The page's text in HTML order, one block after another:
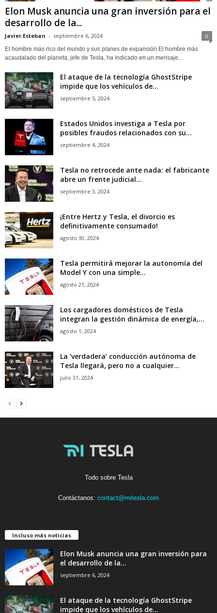
Elon Musk anuncia una gran inversión para el
desarrollo de la...
Javier Esteban - septiembre 6, 2024 0
El hombre más rico del mundo y sus planes de expansión El hombre más
acaudalado del planeta, jefe de Tesla, ha indicado en un mensaje...
El ataque de la tecnología GhostStripe
impide que los vehículos de...
septiembre 5, 2024
Estados Unidos investiga a Tesla por
posibles fraudos relacionados con su...
septiembre 4, 2024
Tesla no retrocede ante nada: el fabricante
abre un frente judicial...
septiembre 3, 2024
¡Entre Hertz y Tesla, el divorcio es
definitivamente consumado!
agosto 30, 2024
Tesla permitirá mejorar la autonomía del
Model Y con una simple...
agosto 21, 2024
Los cargadores domésticos de Tesla
integran la gestión dinámica de energía,...
agosto 1, 2024
La ‘verdadera’ conducción autónoma de
Tesla llegará, pero no a cualquier...
julio 31, 2024
Todo sobre Tesla
Contáctanos: contact@mitesla.com
Incluso más noticias
Elon Musk anuncia una gran inversión para
el desarrollo de la...
septiembre 6, 2024
El ataque de la tecnología GhostStripe
impide que los vehículos de...